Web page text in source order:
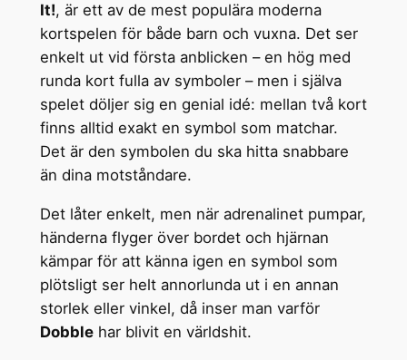
It!, är ett av de mest populära moderna
kortspelen för både barn och vuxna. Det ser
enkelt ut vid första anblicken – en hög med
runda kort fulla av symboler – men i själva
spelet döljer sig en genial idé: mellan två kort
finns alltid exakt en symbol som matchar.
Det är den symbolen du ska hitta snabbare
än dina motståndare.
Det låter enkelt, men när adrenalinet pumpar,
händerna flyger över bordet och hjärnan
kämpar för att känna igen en symbol som
plötsligt ser helt annorlunda ut i en annan
storlek eller vinkel, då inser man varför
Dobblehar blivit en världshit.